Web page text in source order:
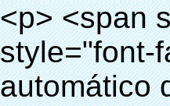
<p> <span style="font-size: 18px;"> <strong> <span style="font-family: Arial;"> Nombre del producto: zapato automático dispensador de la cubierta </span> </strong> </span> </p> <p> <span style="font-size: 18px;"> <strong> <span style="font-family: Arial;"> Modelo no.: XT-46A </span> </strong> </span> </p> <p>&nbsp;</p> <p style="border: 0px; font-family: Arial, Helvetica; line-height: 18px; vertical-align: baseline; word-wrap: break-word; color: #333333;"> <span style="margin: 0px; padding: 0px; border: 0px; font-family: Arial; font-size: medium; font-style: inherit; font-weight: bold; line-height: 24px; vertical-align: baseline; color: #000000; background-color: #33cccc;"> Principio de funcionamiento: </span> </p> <p style="border: 0px; font-family: Arial, Helvetica; line-height: 18px; vertical-align: baseline; word-wrap: break-word; color: #333333;"> <span style="margin: 0px; padding: 0px; border: 0px; font-size: inherit; font-style: inherit; font-weight: inherit; line-height: 18px; vertical-align: baseline; color: #000000;"> <span style="margin: 0px; padding: 0px; border: 0px; font-family: Arial; font-size: 10pt; font-style: inherit; font-weight: inherit; line-height: 20px; vertical-align: baseline;"> Este zapato automático dispensador de la cubierta </span> <span style="margin: 0px; padding: 0px; border: 0px; font-family: Arial; font-size: 10pt; font-style: inherit; font-weight: inherit; line-height: 20px; vertical-align: baseline;"> utiliza el principio de que la película retráctil se reducirá a la temperatura apropiada. </span> </span> </p> <p style="border: 0px; font-family: Arial, Helvetica; line-height: 18px; vertical-align: baseline; word-wrap: break-word; color: #333333;"><span style="margin: 0px; padding: 0px; border: 0px; font-size: inherit; font-style: inherit; font-weight: inherit; line-height: 18px; vertical-align: baseline; color: #000000;"><span style="margin: 0px; padding: 0px; border: 0px; font-family: Arial; font-size: 10pt; font-style: inherit; font-weight: inherit; line-height: 20px; vertical-align: baseline;"> Es diferente de la otra Cubierta dispenser. Este zapato dispensador de la cubierta sólo toma unos segundos para dejar